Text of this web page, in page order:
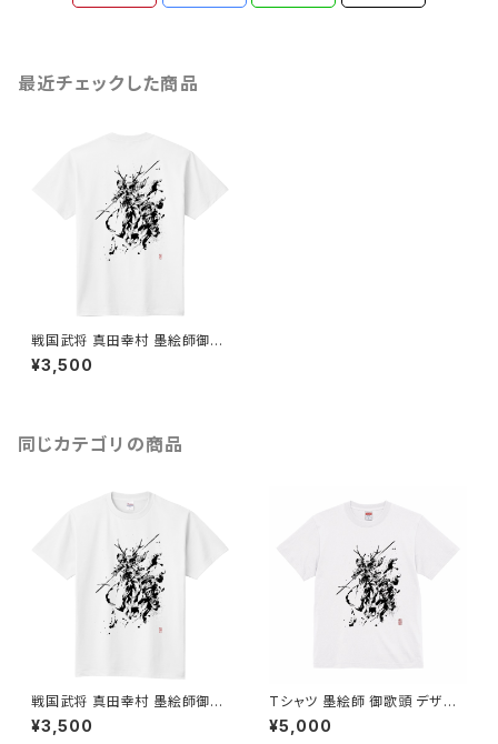
最近チェックした商品
戦国武将 真田幸村 墨絵師御歌
頭 デザイン バックプリント(背
中) Tシャツ 当店オリジナル
¥3,500
同じカテゴリの商品
戦国武将 真田幸村 墨絵師御歌
頭 デザイン Tシャツ 当店オリジ
ナル
¥3,500
Tシャツ 墨絵師 御歌頭 デザイ
ン 真田幸村 戦国武将 白Ｔシャ
ツ 半袖 おすすめ かっこいい 墨
¥5,000